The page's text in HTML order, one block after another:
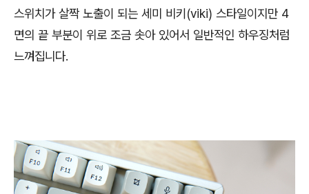
스위치가 살짝 노출이 되는 세미 비키(viki) 스타일이지만 4
면의 끝 부분이 위로 조금 솟아 있어서 일반적인 하우징처럼
느껴집니다.